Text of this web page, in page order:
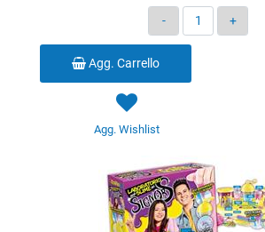
Quantità
Agg. Carrello
Agg. Wishlist